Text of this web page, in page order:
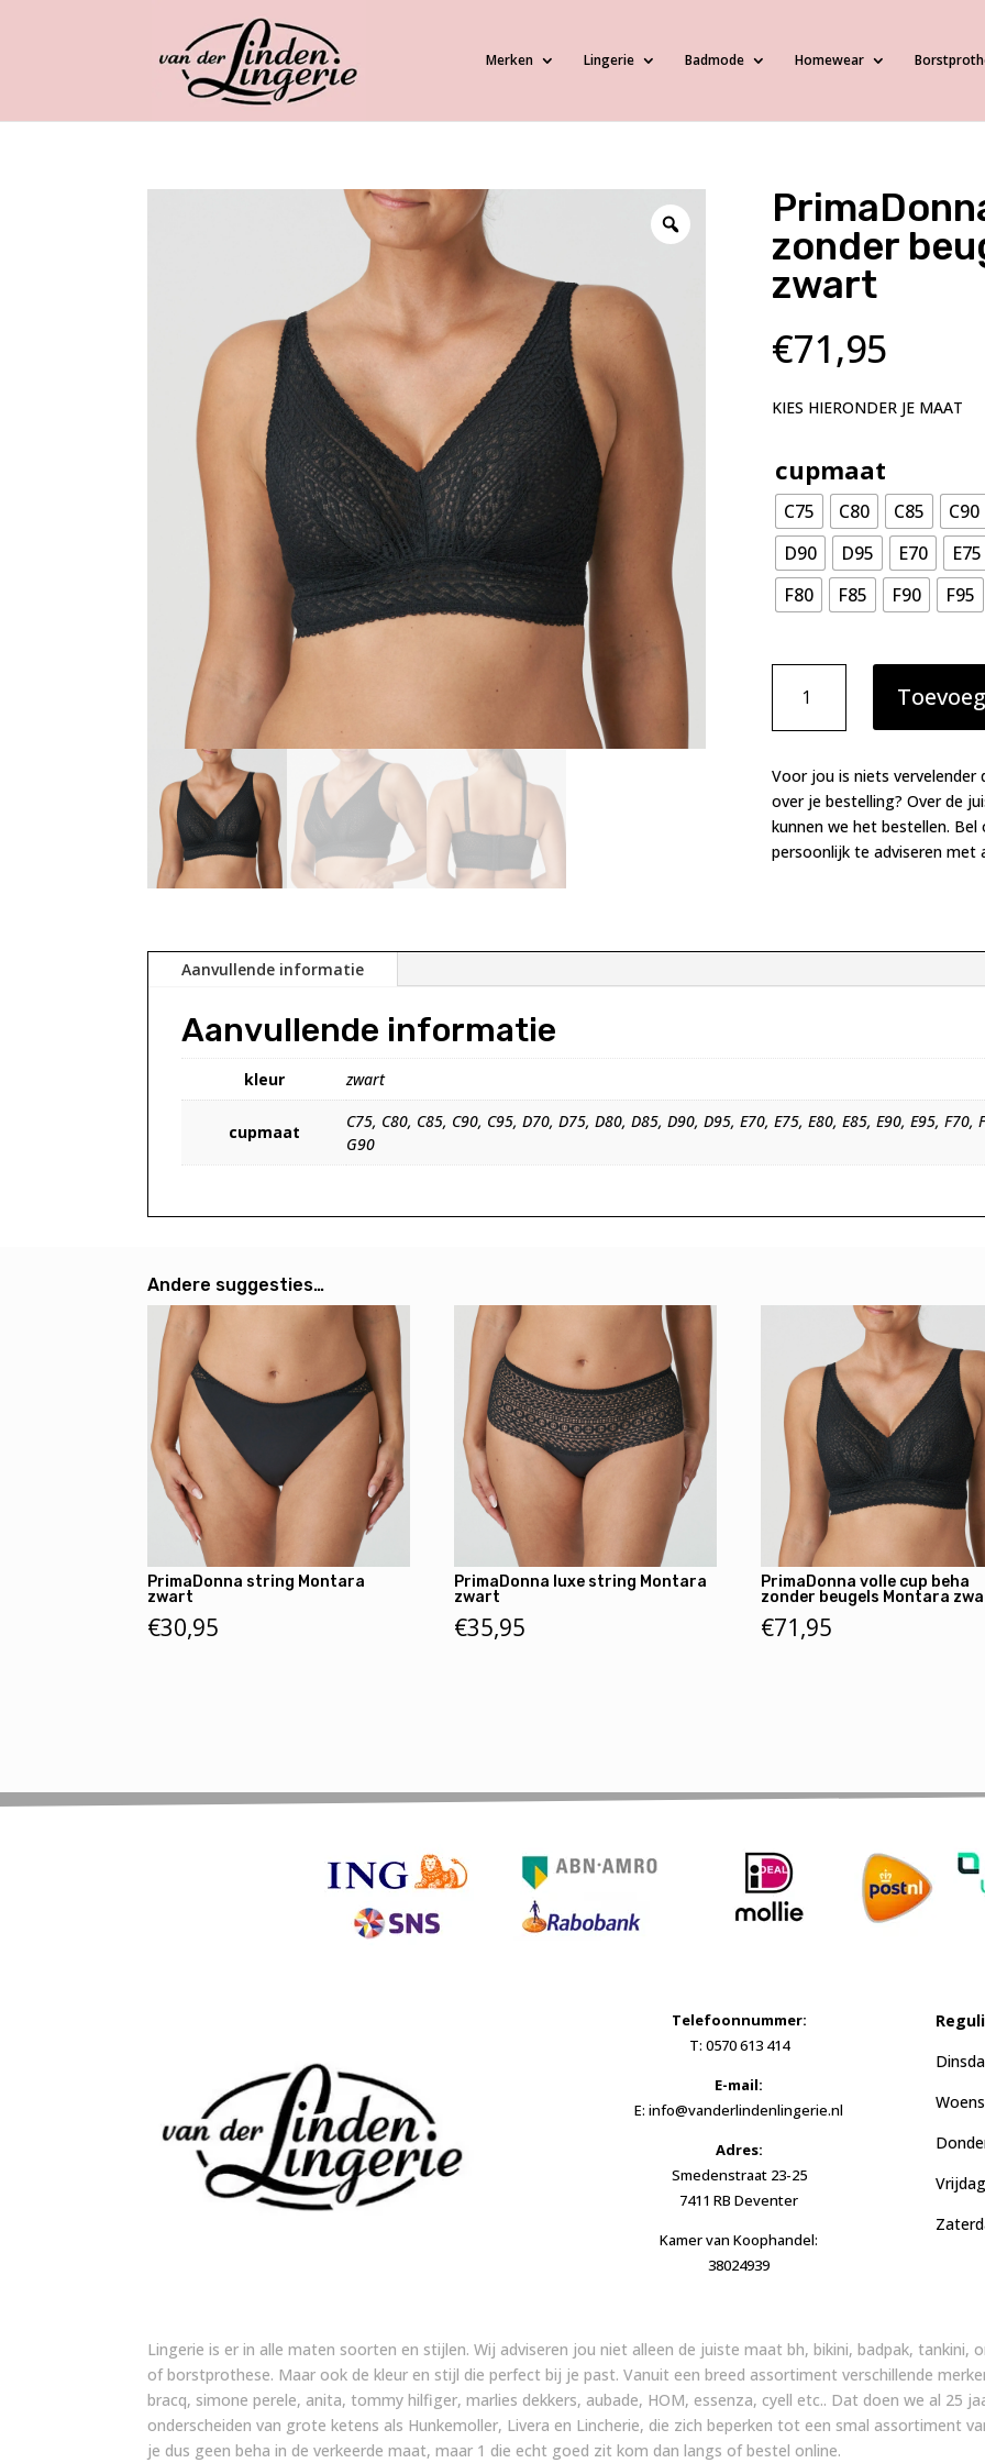
Merken Lingerie Badmode Homewear
zonder
zwart
€71,95
KIES HIERONDER JE MAAT
cupmaat
C75 C80 C85
C90
D90
D95 E70
E75
F80
F85 F90 F95
PrimaDonna
volle
cup
zonder
beugels
Montara
zwart
Voor jou is niets
over je bestelling? Over de
kunnen we het bestellen.
persoonlijk te adviseren met
Aanvullende informatie
Aanvullende informatie
kleur zwart
cupmaat
C75, C80, C85, C90, C95, D70, D75, D80, D85, D90, D95, E70, E75, E80, E85, E90, E95,
G90
Andere suggesties…
PrimaDonna string Montara
zwart
€30,95
PrimaDonna luxe string Montara
zwart
€35,95
PrimaDonna volle cup beha
zonder beugels Montara
€71,95
Telefoonnummer:
T: 0570 613 414
E-mail:
E: info@vanderlindenlingerie.nl
Adres:
Smedenstraat 23-25
7411 RB Deventer
Kamer van Koophandel:
38024939
Lingerie is er in alle maten soorten en stijlen. Wij adviseren jou niet alleen de juiste maat bh, bikini, badpak,
of borstprothese. Maar ook de kleur en stijl die perfect bij je past. Vanuit een breed assortiment verschillende
bracq, simone perele, anita, tommy hilfiger, marlies dekkers, aubade, HOM, essenza, cyell etc.. Dat doen we al 25
onderscheiden van grote ketens als Hunkemoller, Livera en Lincherie, die zich beperken tot een smal assortiment
je dus geen beha in de verkeerde maat, maar 1 die echt goed zit kom dan langs of bestel online.